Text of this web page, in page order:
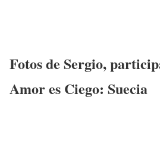
Fotos de Sergio,
Amor es Ciego: Suecia